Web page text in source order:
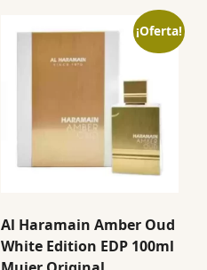
¡Oferta!
Al Haramain Amber Oud
White Edition EDP 100ml